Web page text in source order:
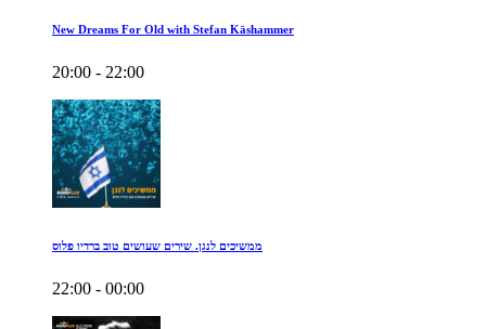
New Dreams For Old with Stefan Käshammer
20:00 - 22:00
ממשיכים לנגן. שירים שעושים טוב ברדיו פלוס
22:00 - 00:00